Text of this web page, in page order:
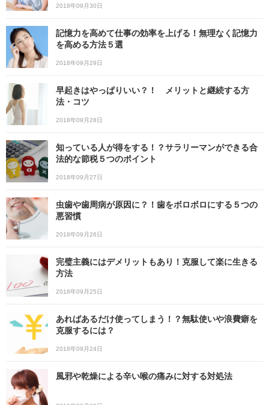
2018年09月30日
記憶力を高めて仕事の効率を上げる！無理なく記憶力
を高める方法５選
2018年09月29日
早起きはやっぱりいい？！ メリットと継続する方
法・コツ
2018年09月28日
知っている人が得をする！？サラリーマンができる合
法的な節税５つのポイント
2018年09月27日
虫歯や歯周病が原因に？！歯をボロボロにする５つの
悪習慣
2018年09月26日
完璧主義にはデメリットもあり！克服して楽に生きる
方法
2018年09月25日
あればあるだけ使ってしまう！？無駄使いや浪費癖を
克服するには？
2018年09月24日
風邪や乾燥による辛い喉の痛みに対する対処法